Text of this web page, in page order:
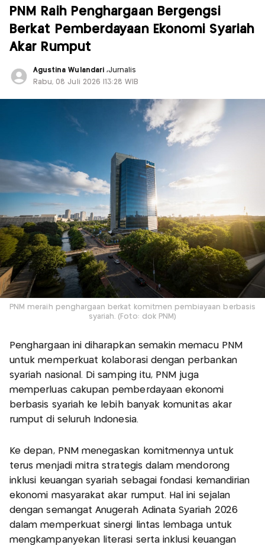
PNM Raih Penghargaan Bergengsi
Berkat Pemberdayaan Ekonomi Syariah
Akar Rumput
Agustina Wulandari ,Jurnalis
Rabu, 08 Juli 2026 |13:28 WIB
PNM meraih penghargaan berkat komitmen pembiayaan berbasis
syariah. (Foto: dok PNM)
Penghargaan ini diharapkan semakin memacu PNM
untuk memperkuat kolaborasi dengan perbankan
syariah nasional. Di samping itu, PNM juga
memperluas cakupan pemberdayaan ekonomi
berbasis syariah ke lebih banyak komunitas akar
rumput di seluruh Indonesia.
Ke depan, PNM menegaskan komitmennya untuk
terus menjadi mitra strategis dalam mendorong
inklusi keuangan syariah sebagai fondasi kemandirian
ekonomi masyarakat akar rumput. Hal ini sejalan
dengan semangat Anugerah Adinata Syariah 2026
dalam memperkuat sinergi lintas lembaga untuk
mengkampanyekan literasi serta inklusi keuangan